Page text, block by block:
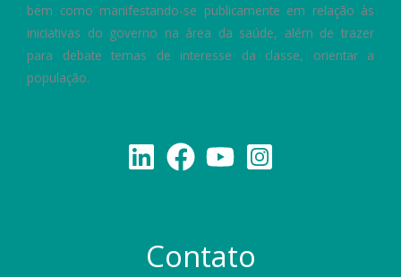
bem como manifestando-se publicamente em relação às
iniciativas do governo na área da saúde, além de trazer
para debate temas de interesse da classe, orientar a
população.
Contato